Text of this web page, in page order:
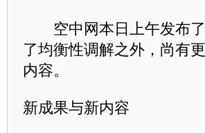
空中网本日上午发布了
了均衡性调解之外，尚有
内容。
新成果与新内容